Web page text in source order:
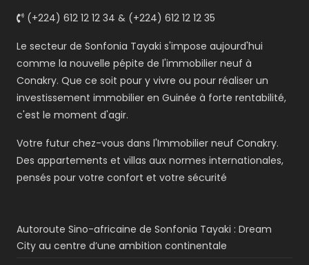
(+224) 612 12 12 34 & (+224) 612 12 12 35
Le secteur de Sonfonia Tayaki s'impose aujourd'hui
comme la nouvelle pépite de l'immobilier neuf à
Conakry. Que ce soit pour y vivre ou pour réaliser un
investissement immobilier en Guinée à forte rentabilité,
c'est le moment d'agir.
Votre futur chez-vous dans l'Immobilier neuf Conakry.
Des appartements et villas aux normes internationales,
pensés pour votre confort et votre sécurité
Autoroute Sino-africaine de Sonfonia Tayaki : Dream
City au centre d’une ambition continentale